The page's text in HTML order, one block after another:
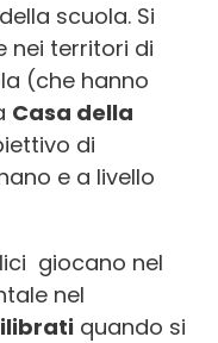
scuola. Si
nei territori di
(che hanno
Casa della
di
e a livello
giocano nel
nel
quando si